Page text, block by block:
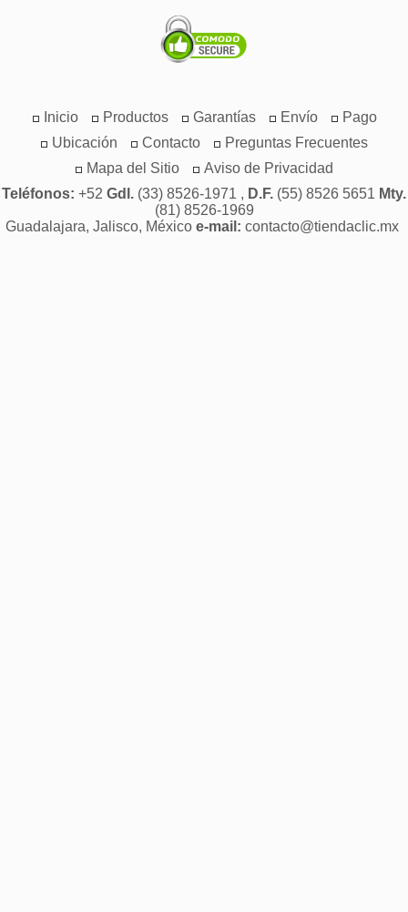
Inicio Productos Garantías Envío
Pago
Ubicación
Contacto
Preguntas Frecuentes
Mapa del Sitio
Aviso de Privacidad
Teléfonos: +52 Gdl. (33) 8526-1971 , D.F. (55) 8526 5651 Mty.
(81) 8526-1969
Guadalajara, Jalisco, México e-mail: contacto@tiendaclic.mx